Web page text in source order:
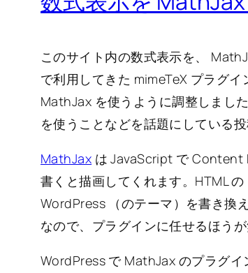
このサイト内の数式表示を、
で利用してきた mimeTeX プラグ
MathJax を使うように調整しまし
を使うことなどを話題にしている
MathJax は JavaScript で Content
書くと描画してくれます。HTML
WordPress （のテーマ）を書き換
なので、プラグインに任せるほうが
WordPress で MathJax のプラグイ